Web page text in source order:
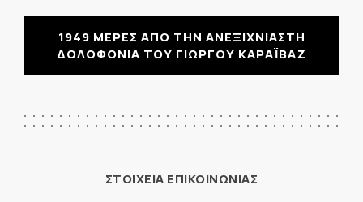
1949 ΜΕΡΕΣ ΑΠΟ ΤΗΝ ΑΝΕΞΙΧΝΙΑΣΤΗ
ΔΟΛΟΦΟΝΙΑ ΤΟΥ ΓΙΩΡΓΟΥ ΚΑΡΑΪΒΑΖ
ΣΤΟΙΧΕΙΑ ΕΠΙΚΟΙΝΩΝΙΑΣ